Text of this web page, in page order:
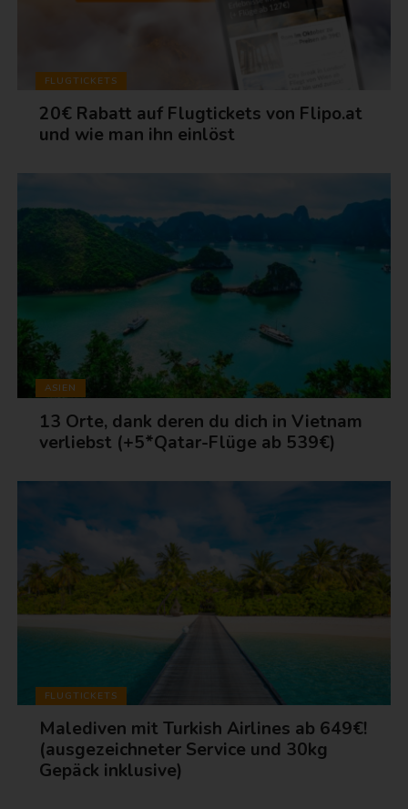
FLUGTICKETS
20€ Rabatt auf Flugtickets von Flipo.at
und wie man ihn einlöst
ASIEN
13 Orte, dank deren du dich in Vietnam
verliebst (+5*Qatar-Flüge ab 539€)
FLUGTICKETS
Malediven mit Turkish Airlines ab 649€!
(ausgezeichneter Service und 30kg
Gepäck inklusive)